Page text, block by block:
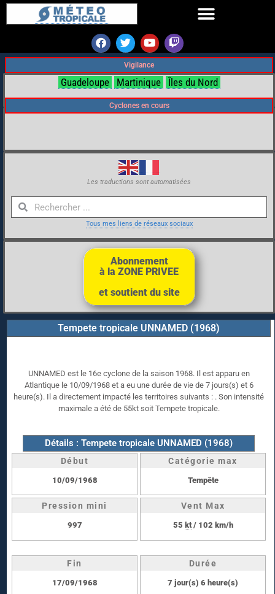
Vigilance
Guadeloupe Martinique Îles du Nord
Cyclones en cours
Les traductions sont automatisées
Tous mes liens de réseaux sociaux
Abonnement
à la ZONE PRIVEE
et soutient du site
Tempete tropicale UNNAMED (1968)
UNNAMED est le 16e cyclone de la saison 1968. Il est apparu en
Atlantique le 10/09/1968 et a eu une durée de vie de 7 jours(s) et 6
heure(s). Il a directement impacté les territoires suivants : . Son intensité
maximale a été de 55kt soit Tempete tropicale.
Détails : Tempete tropicale UNNAMED (1968)
Début
10/09/1968
Catégorie max
Tempête
Pression mini
997
Vent Max
55 kt/ 102 km/h
Fin
17/09/1968
Durée
7 jour(s) 6 heure(s)